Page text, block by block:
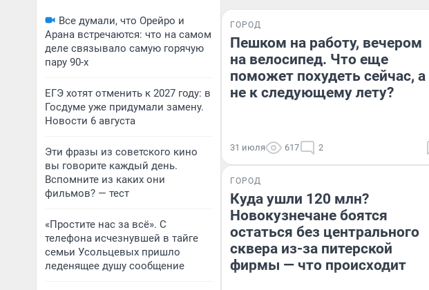
Все думали, что Орейро и
Арана встречаются: что на самом
деле связывало самую горячую
пару 90-х
ЕГЭ хотят отменить к 2027 году: в
Госдуме уже придумали замену.
Новости 6 августа
Эти фразы из советского кино
вы говорите каждый день.
Вспомните из каких они
фильмов? — тест
«Простите нас за всё». С
телефона исчезнувшей в тайге
семьи Усольцевых пришло
леденящее душу сообщение
ГОРОД
Пешком на работу, вечером
на велосипед. Что еще
поможет похудеть сейчас, а
не к следующему лету?
31 июля 617 2
ГОРОД
Куда ушли 120 млн?
Новокузнечане боятся
остаться без центрального
сквера из-за питерской
фирмы — что происходит